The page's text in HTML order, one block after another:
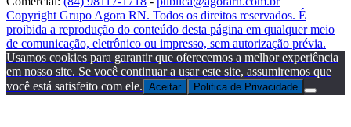
Copyright Grupo Agora RN. Todos os direitos reservados. É
proibida a reprodução do conteúdo desta página em qualquer meio
de comunicação, eletrônico ou impresso, sem autorização prévia.
Usamos cookies para garantir que oferecemos a melhor experiência
em nosso site. Se você continuar a usar este site, assumiremos que
você está satisfeito com ele. Aceitar Politica de Privacidade